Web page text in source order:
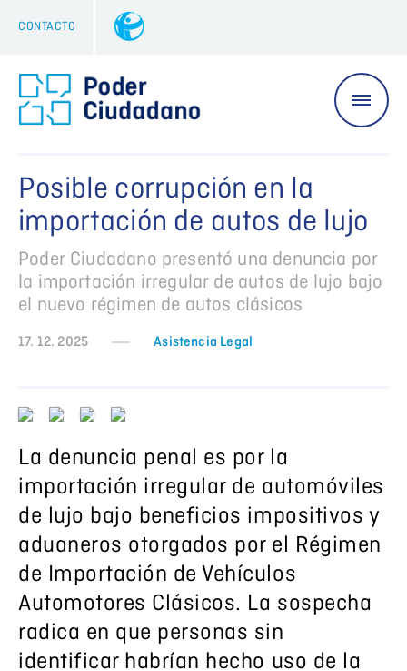
CONTACTO
Posible corrupción en la
importación de autos de lujo
Poder Ciudadano presentó una denuncia por
la importación irregular de autos de lujo bajo
el nuevo régimen de autos clásicos
17. 12. 2025 Asistencia Legal
La denuncia penal es por la
importación irregular de automóviles
de lujo bajo beneficios impositivos y
aduaneros otorgados por el Régimen
de Importación de Vehículos
Automotores Clásicos. La sospecha
radica en que personas sin
identificar habrían hecho uso de la